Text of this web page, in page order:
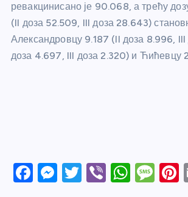
ревакцинисано је 90.068, а трећу
(II доза 52.509, III доза 28.643)
Александровцу 9.187 (II доза 8.996,
доза 4.697, III доза 2.320) и Ћићевцу
F
M
T
Vi W M